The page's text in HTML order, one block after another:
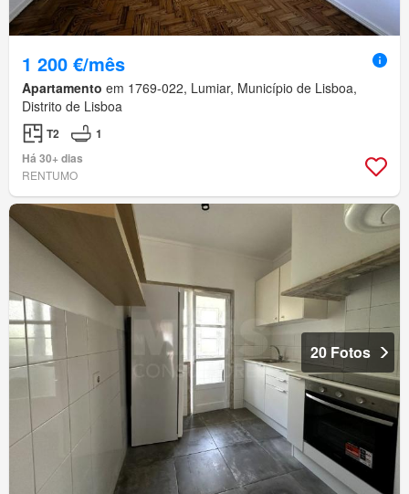
1 200 €/mês
Apartamento em 1769-022, Lumiar, Município de Lisboa,
Distrito de Lisboa
T2
1
Há 30+ dias
RENTUMO
20 Fotos